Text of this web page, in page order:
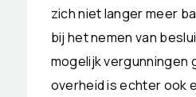
zich niet langer meer
bij het nemen van
mogelijk vergunningen
overheid is echter ook